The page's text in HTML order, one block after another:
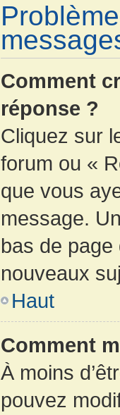
Comment
réponse ?
Cliquez sur
forum ou «
que vous
message.
bas de
nouveaux
Haut
Comment
À moins
pouvez